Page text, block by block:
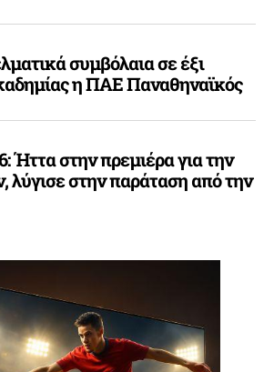
συμβόλαια σε έξι
η ΠΑΕ Παναθηναϊκός
Ήττα στην πρεμιέρα για την
λύγισε στην παράταση από την